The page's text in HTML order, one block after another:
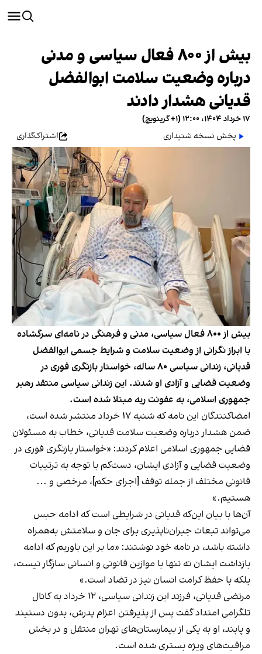
بیش از ۸۰۰ فعال سیاسی و مدنی
درباره وضعیت سلامت ابوالفضل
قدیانی هشدار دادند
۱۷ خرداد ۱۴۰۴، ۱۲:۰۰ (‎+۱ گرینویچ)
پخش نسخه شنیداری
اشتراک‌گذاری
بیش از ۸۰۰ فعال سیاسی، مدنی و فرهنگی در نامه‌ای سرگشاده
با ابراز نگرانی از وضعیت سلامت و شرایط جسمی ابوالفضل
قدیانی، زندانی سیاسی ۸۰ ساله، خواستار بازنگری فوری در
وضعیت قضایی و آزادی او شدند. این زندانی سیاسی منتقد رهبر
جمهوری اسلامی، به عفونت ریه مبتلا شده است.
امضاکنندگان این نامه که شنبه ۱۷ خرداد منتشر شده است،
ضمن هشدار درباره وضعیت سلامت قدیانی، خطاب به مسئولان
قضایی جمهوری اسلامی اعلام کردند: «خواستار بازنگری فوری در
وضعیت قضایی و آزادی ایشان، دست‌کم با توجه به ترتیبات
قانونی مختلف از جمله توقف [اجرای حکم]، مرخصی و ...
هستیم.»
آن‌ها با بیان این‌که قدیانی در شرایطی است که ادامه حبس
می‌تواند تبعات جبران‌ناپذیری برای جان و سلامتش به‌همراه
داشته باشد، در نامه خود نوشتند: «ما بر این باوریم که ادامه
بازداشت ایشان نه‌ تنها با موازین قانونی و انسانی سازگار نیست،
بلکه با حفظ کرامت انسان نیز در تضاد است.»
مرتضی قدیانی، فرزند این زندانی سیاسی، ۱۲ خرداد به کانال
تلگرامی امتداد گفت پس از پذیرفتن اعزام پدرش، بدون دستبند
و پابند، او به یکی از بیمارستان‌های تهران منتقل و در بخش
مراقبت‌های ویژه بستری شده است.